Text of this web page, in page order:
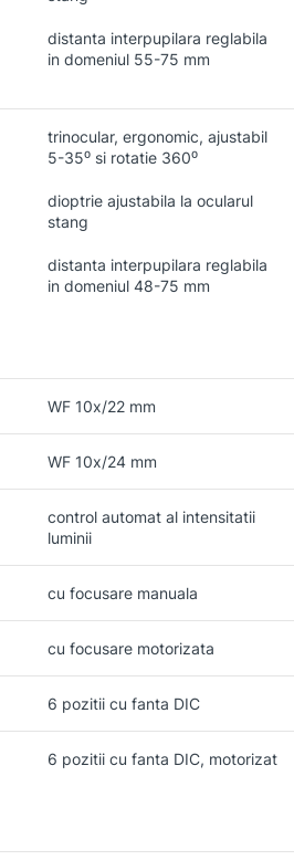
distanta interpupilara reglabila
in domeniul 55-75 mm
trinocular, ergonomic, ajustabil
5-35⁰ si rotatie 360⁰
dioptrie ajustabila la ocularul
stang
distanta interpupilara reglabila
in domeniul 48-75 mm
WF 10x/22 mm
WF 10x/24 mm
control automat al intensitatii
luminii
cu focusare manuala
cu focusare motorizata
6 pozitii cu fanta DIC
6 pozitii cu fanta DIC, motorizat